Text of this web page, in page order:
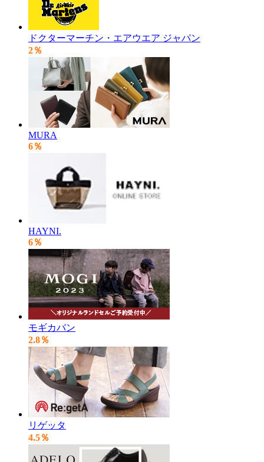
ドクターマーチン・エアウエア ジャパン
2％
MURA
6％
HAYNI.
6％
モギカバン
2.8％
リゲッタ
4.5％